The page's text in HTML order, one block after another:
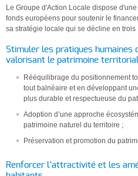
Le Groupe d'Action Locale dispose
fonds européens pour soutenir le
sa stratégie locale qui se décline en
Stimuler les pratiques humaines
valorisant le patrimoine
Rééquilibrage du positionnement
tout balnéaire et en développant
plus durable et respectueuse du
Adoption d’une approche
patrimoine naturel du territoire ;
Préservation et promotion du
Renforcer l'attractivité et les